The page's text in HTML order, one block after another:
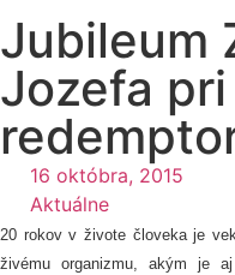
Jubileum
Jozefa
16 októbra, 2015
Aktuálne
20 rokov v živote človeka je
živému organizmu, akým je